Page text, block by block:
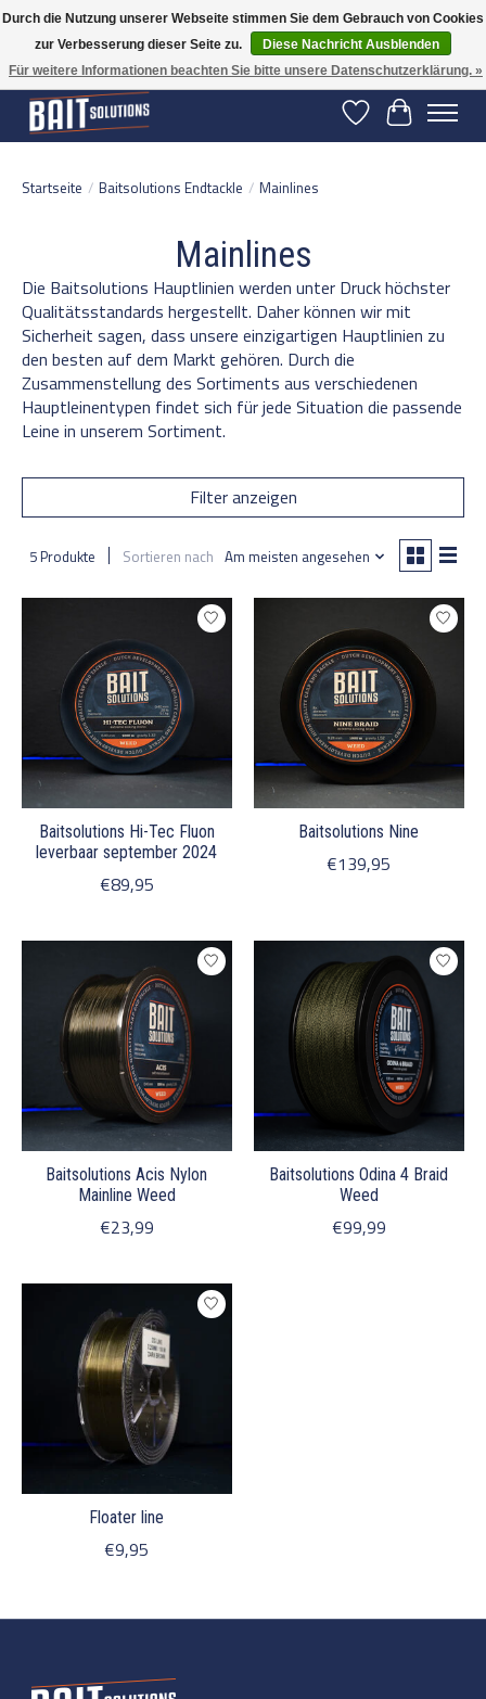
Gratis verzending vanaf 50 euro binnen NL | Op voorraad binnen 2-5 werkdagen
verzonden | België vanaf 70 euro gratis verzonden
Wunschzettel
Ihr
Startseite / Baitsolutions Endtackle / Mainlines
Mainlines
Die Baitsolutions Hauptlinien werden unter Druck höchster
Qualitätsstandards hergestellt. Daher können wir mit
Sicherheit sagen, dass unsere einzigartigen Hauptlinien zu
den besten auf dem Markt gehören. Durch die
Zusammenstellung des Sortiments aus verschiedenen
Hauptleinentypen findet sich für jede Situation die passende
Leine in unserem Sortiment.
Filter anzeigen
5 Produkte Sortieren nach Am meisten angesehen
Baitsolutions Hi-Tec Fluon
leverbaar september 2024
€89,95
Baitsolutions Nine
€139,95
Baitsolutions Acis Nylon
Mainline Weed
€23,99
Baitsolutions Odina 4 Braid
Weed
€99,99
Floater line
€9,95
Durch die Nutzung unserer Webseite stimmen Sie dem Gebrauch von Cookies
zur Verbesserung dieser Seite zu.
Diese Nachricht Ausblenden
Für weitere Informationen beachten Sie bitte unsere Datenschutzerklärung. »